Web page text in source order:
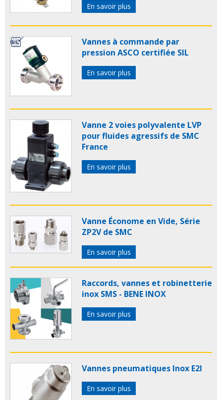
En savoir plus
Vannes à commande par
pression ASCO certifiée SIL
En savoir plus
Vanne 2 voies polyvalente LVP
pour fluides agressifs de SMC
France
En savoir plus
Vanne Économe en Vide, Série
ZP2V de SMC
En savoir plus
Raccords, vannes et robinetterie
inox SMS - BENE INOX
En savoir plus
Vannes pneumatiques Inox E2I
En savoir plus